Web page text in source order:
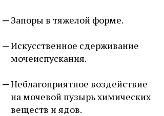
Запоры в тяжелой форме.
Искусственное сдерживание
мочеиспускания.
Неблагоприятное воздействие
на мочевой пузырь химических
веществ и ядов.